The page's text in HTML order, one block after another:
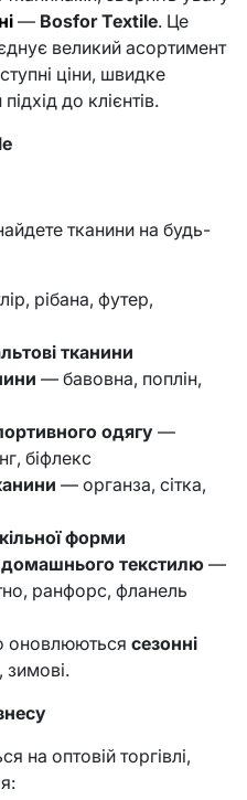
— Bosfor Textile. Це
великий асортимент
ціни, швидке
до клієнтів.
тканини на будь-
рібана, футер,
тканини
— бавовна, поплін,
одягу—
біфлекс
— органза, сітка,
форми
текстилю —
ранфорс, фланель
оновлюються сезонні
зимові.
на оптовій торгівлі,